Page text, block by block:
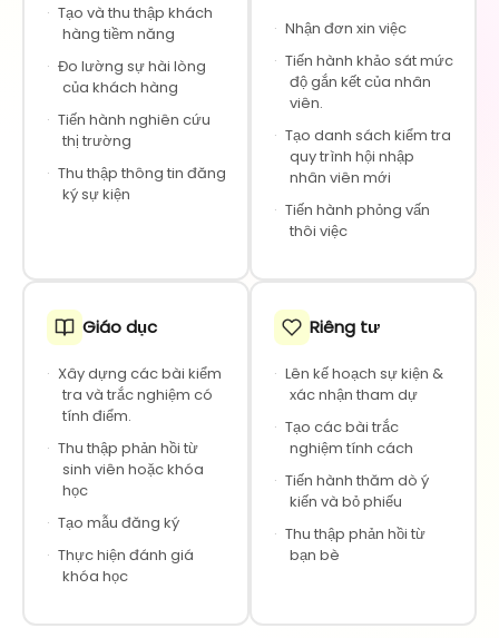
· Tạo và thu thập khách
hàng tiềm năng
· Đo lường sự hài lòng
của khách hàng
· Tiến hành nghiên cứu
thị trường
· Thu thập thông tin đăng
ký sự kiện
· Nhận đơn xin việc
· Tiến hành khảo sát mức
độ gắn kết của nhân
viên.
· Tạo danh sách kiểm tra
quy trình hội nhập
nhân viên mới
· Tiến hành phỏng vấn
thôi việc
Giáo dục
· Xây dựng các bài kiểm
tra và trắc nghiệm có
tính điểm.
· Thu thập phản hồi từ
sinh viên hoặc khóa
học
· Tạo mẫu đăng ký
· Thực hiện đánh giá
khóa học
Riêng tư
· Lên kế hoạch sự kiện &
xác nhận tham dự
· Tạo các bài trắc
nghiệm tính cách
· Tiến hành thăm dò ý
kiến và bỏ phiếu
· Thu thập phản hồi từ
bạn bè